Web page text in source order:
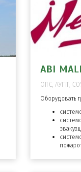
ABI
ОПС, АУПТ,
Оборудовать